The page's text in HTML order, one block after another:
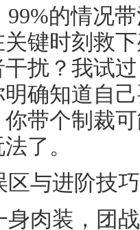
的情况
键时刻救
扰？我试
确知道自
带个制裁
了。
区与进阶技
身肉装，团